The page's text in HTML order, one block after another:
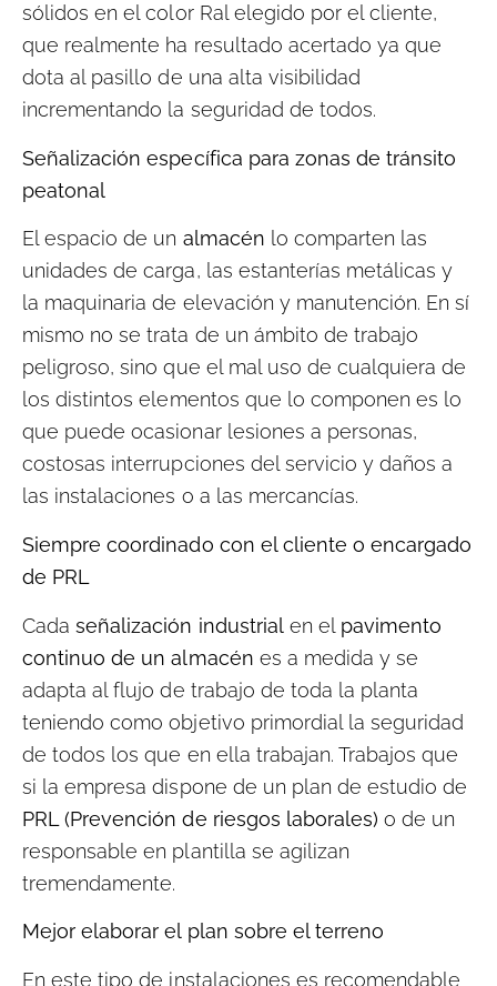
sólidos en el color Ral elegido por el cliente,
que realmente ha resultado acertado ya que
dota al pasillo de una alta visibilidad
incrementando la seguridad de todos.
Señalización específica para zonas de tránsito
peatonal
El espacio de un almacén lo comparten las
unidades de carga, las estanterías metálicas y
la maquinaria de elevación y manutención. En sí
mismo no se trata de un ámbito de trabajo
peligroso, sino que el mal uso de cualquiera de
los distintos elementos que lo componen es lo
que puede ocasionar lesiones a personas,
costosas interrupciones del servicio y daños a
las instalaciones o a las mercancías.
Siempre coordinado con el cliente o encargado
de PRL
Cadaseñalización industrialen el pavimento
continuo de un almacén es a medida y se
adapta al flujo de trabajo de toda la planta
teniendo como objetivo primordial la seguridad
de todos los que en ella trabajan. Trabajos que
si la empresa dispone de un plan de estudio de
PRL (Prevención de riesgos laborales) o de un
responsable en plantilla se agilizan
tremendamente.
Mejor elaborar el plan sobre el terreno
En este tipo de instalaciones es recomendable